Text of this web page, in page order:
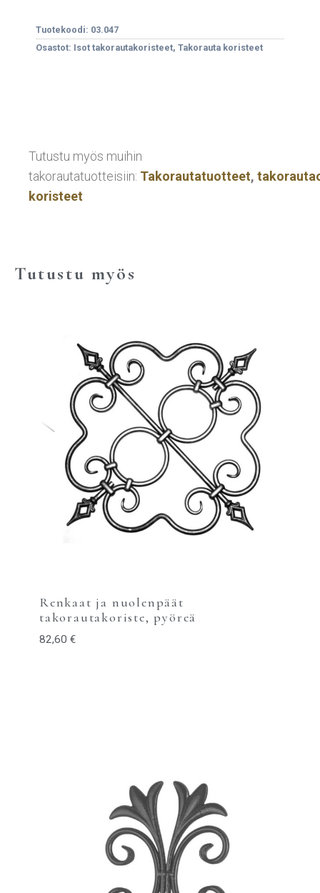
Tuotekoodi: 03.047
Osastot: Isot takorautakoristeet, Takorauta koristeet
Tutustu myös muihin
takorautatuotteisiin: Takorautatuotteet,
koristeet
Tutustu myös
Renkaat ja nuolenpäät
takorautakoriste, pyöreä
82,60 €